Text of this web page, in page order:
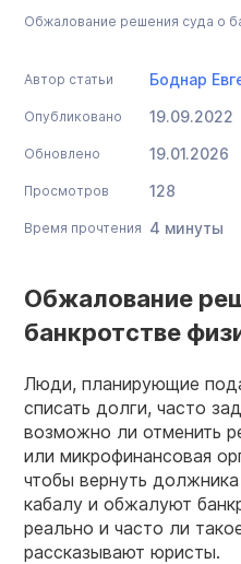
Обжалование решения суда о
Автор статьи Боднар
Опубликовано 19.09.2022
Обновлено 19.01.2026
Просмотров 128
Время прочтения 4 минуты
Обжалование
банкротстве
Люди, планирующие
списать долги, часто
возможно ли отменить
или микрофинансовая
чтобы вернуть
кабалу и обжалуют
реально и часто ли
рассказывают юристы.